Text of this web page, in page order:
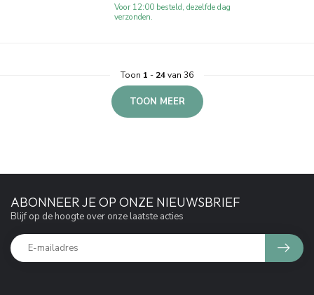
Voor 12:00 besteld, dezelfde dag
verzonden.
Toon 1 - 24van 36
TOON MEER
ABONNEER JE OP ONZE NIEUWSBRIEF
Blijf op de hoogte over onze laatste acties